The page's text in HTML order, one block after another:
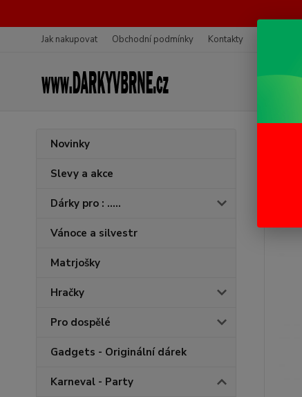
Jak nakupovat Obchodní podmínky Kontakty
Novinky
Slevy a akce
Dárky pro : .....
Vánoce a silvestr
Matrjošky
Hračky
Pro dospělé
Gadgets - Originální dárek
Karneval - Party